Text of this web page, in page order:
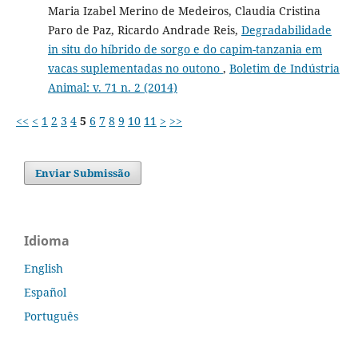
Maria Izabel Merino de Medeiros, Claudia Cristina
Paro de Paz, Ricardo Andrade Reis, Degradabilidade
in situ do híbrido de sorgo e do capim-tanzania em
vacas suplementadas no outono , Boletim de Indústria
Animal: v. 71 n. 2 (2014)
<< < 1 2 3 4 5 6 7 8 9 10 11 > >>
Enviar Submissão
Idioma
English
Español
Português